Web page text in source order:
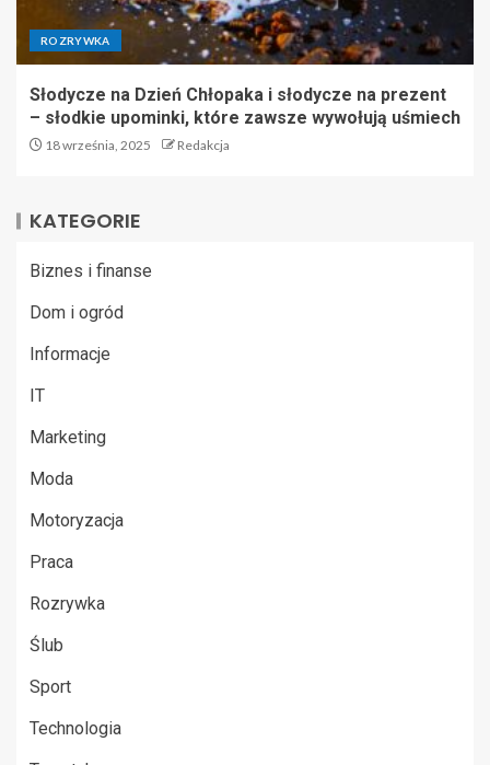
ROZRYWKA
Słodycze na Dzień Chłopaka i słodycze na prezent
– słodkie upominki, które zawsze wywołują uśmiech
18 września, 2025 Redakcja
KATEGORIE
Biznes i finanse
Dom i ogród
Informacje
IT
Marketing
Moda
Motoryzacja
Praca
Rozrywka
Ślub
Sport
Technologia